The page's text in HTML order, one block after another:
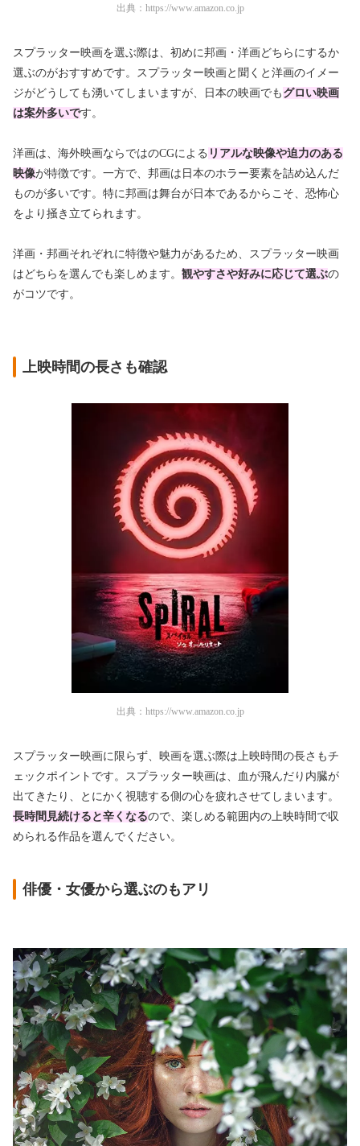
出典： https://www.amazon.co.jp
スプラッター映画を選ぶ際は、初めに邦画・洋画どちらにするか
選ぶのがおすすめです。スプラッター映画と聞くと洋画のイメー
ジがどうしても湧いてしまいますが、日本の映画でも グロい映画
は案外多いです。
洋画は、海外映画ならではのCGによる リアルな映像や迫力のある
映像が特徴です。一方で、邦画は日本のホラー要素を詰め込んだ
ものが多いです。特に邦画は舞台が日本であるからこそ、恐怖心
をより掻き立てられます。
洋画・邦画それぞれに特徴や魅力があるため、スプラッター映画
はどちらを選んでも楽しめます。 観やすさや好みに応じて選ぶの
がコツです。
上映時間の長さも確認
出典： https://www.amazon.co.jp
スプラッター映画に限らず、映画を選ぶ際は上映時間の長さもチ
ェックポイントです。スプラッター映画は、血が飛んだり内臓が
出てきたり、とにかく視聴する側の心を疲れさせてしまいます。
長時間見続けると辛くなるので、楽しめる範囲内の上映時間で収
められる作品を選んでください。
俳優・女優から選ぶのもアリ